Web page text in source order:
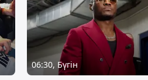
06:30, Бүгін